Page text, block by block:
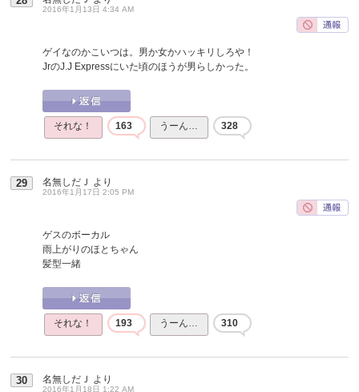
2016年1月13日 4:34 AM
ゲイなのかこいつは。男か女かハッキリしろや！
JrのJ.J Expressにいた頃のほうが男らしかった。
それな！ 163 うーん… 328
29 名無しだＪ より
2016年1月17日 2:05 PM
ゲスのボーカル
雨上がりのほとちゃん
髪型一緒
それな！ 193 うーん… 310
30 名無しだＪ より
2016年1月18日 1:22 AM